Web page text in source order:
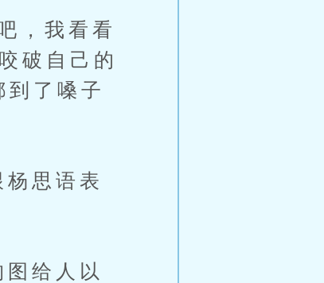
，我看看
破自己的
了嗓子
思语表
给人以